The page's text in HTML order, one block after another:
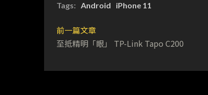
Tags: Android iPhone 11
前一篇文章
至抵精明「眼」 TP-Link Tapo C200